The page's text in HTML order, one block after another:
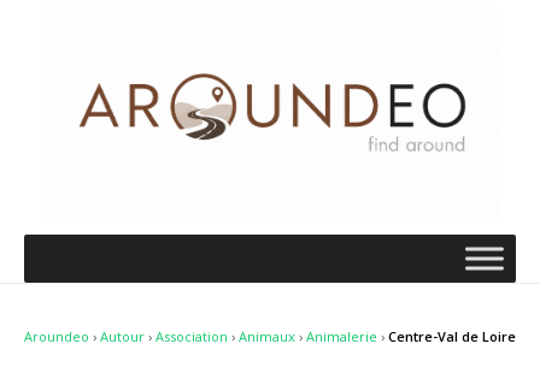
Aroundeo › Autour › Association › Animaux › Animalerie › Centre-Val de Loire